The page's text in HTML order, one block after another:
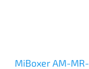
MiBoxer AM-